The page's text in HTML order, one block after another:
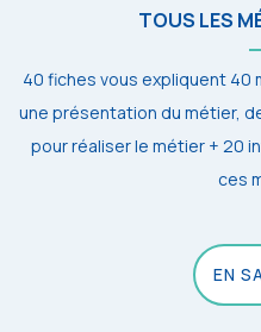
TOUS LES
40 fiches vous expliquent 40
une présentation du métier,
pour réaliser le métier + 20
ces
EN